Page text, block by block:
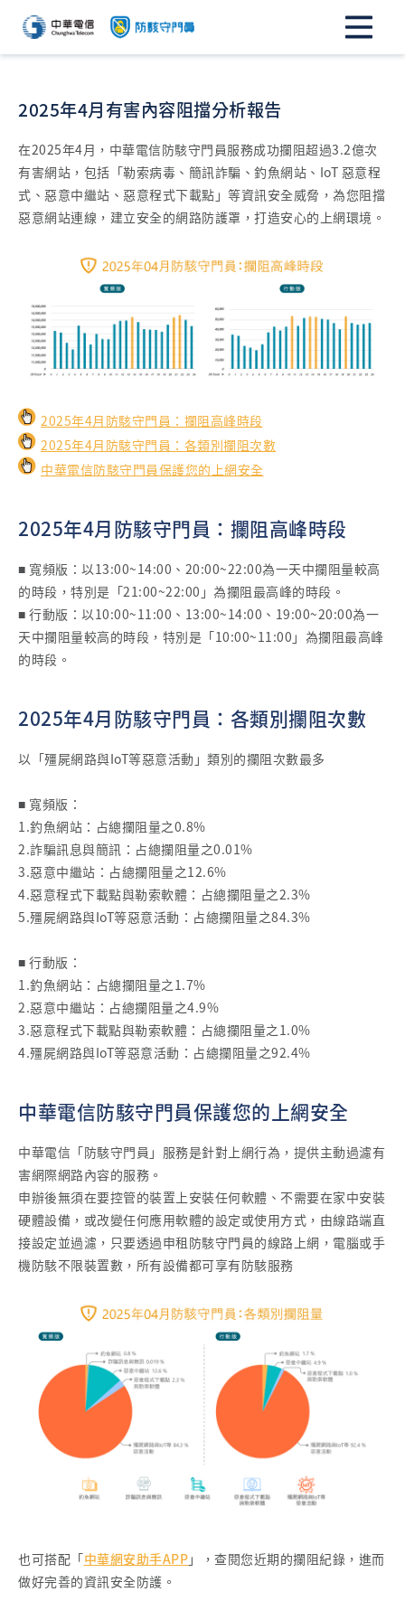
2025年4月有害內容阻擋分析報告
在2025年4月，中華電信防駭守門員服務成功攔阻超過3.2億次
有害網站，包括「勒索病毒、簡訊詐騙、釣魚網站、IoT 惡意程
式、惡意中繼站、惡意程式下載點」等資訊安全威脅，為您阻擋
惡意網站連線，建立安全的網路防護罩，打造安心的上網環境。
2025年4月防駭守門員：攔阻高峰時段
2025年4月防駭守門員：各類別攔阻次數
中華電信防駭守門員保護您的上網安全
2025年4月防駭守門員：攔阻高峰時段
■ 寬頻版：以13:00~14:00、20:00~22:00為一天中攔阻量較高
的時段，特別是「21:00~22:00」為攔阻最高峰的時段。
■ 行動版：以10:00~11:00、13:00~14:00、19:00~20:00為一
天中攔阻量較高的時段，特別是「10:00~11:00」為攔阻最高峰
的時段。
2025年4月防駭守門員：各類別攔阻次數
以「殭屍網路與IoT等惡意活動」類別的攔阻次數最多
■ 寬頻版：
1.釣魚網站：占總攔阻量之0.8%
2.詐騙訊息與簡訊：占總攔阻量之0.01%
3.惡意中繼站：占總攔阻量之12.6%
4.惡意程式下載點與勒索軟體：占總攔阻量之2.3%
5.殭屍網路與IoT等惡意活動：占總攔阻量之84.3%
■ 行動版：
1.釣魚網站：占總攔阻量之1.7%
2.惡意中繼站：占總攔阻量之4.9%
3.惡意程式下載點與勒索軟體：占總攔阻量之1.0%
4.殭屍網路與IoT等惡意活動：占總攔阻量之92.4%
中華電信防駭守門員保護您的上網安全
中華電信「防駭守門員」服務是針對上網行為，提供主動過濾有
害網際網路內容的服務。
申辦後無須在要控管的裝置上安裝任何軟體、不需要在家中安裝
硬體設備，或改變任何應用軟體的設定或使用方式，由線路端直
接設定並過濾，只要透過申租防駭守門員的線路上網，電腦或手
機防駭不限裝置數，所有設備都可享有防駭服務
也可搭配「中華網安助手APP」，查閱您近期的攔阻紀錄，進而
做好完善的資訊安全防護。